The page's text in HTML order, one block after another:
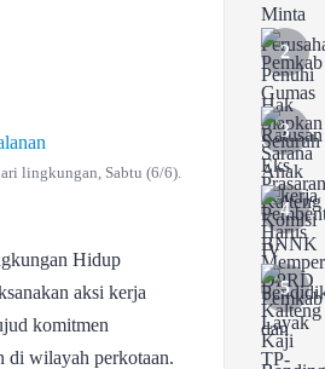
lingkungan, Sabtu (6/6).
Hidup
aksi kerja
komitmen
di wilayah perkotaan.